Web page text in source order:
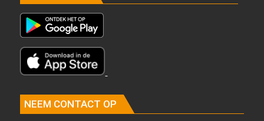
NEEM CONTACT OP